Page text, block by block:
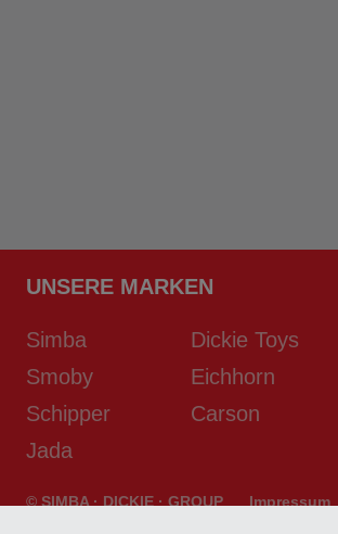
UNSERE MARKEN
Simba Dickie Toys
Smoby
Eichhorn
Schipper
Carson
Jada
© SIMBA · DICKIE · GROUP Impressum